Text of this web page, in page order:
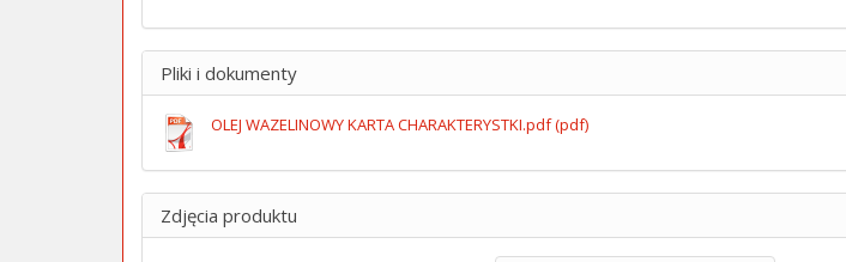
Pliki i dokumenty
OLEJ WAZELINOWY KARTA CHARAKTERYSTKI.pdf (pdf)
Zdjęcia produktu